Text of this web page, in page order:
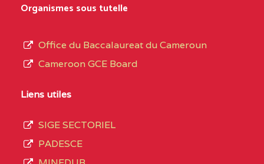
CENTRE
COLLEGE PRIVE LAIC
SAINT MICHEL
CENTRE
du
de
septembre
Organismes sous tutelle
Office du Baccalaureat du Cameroun
Cameroon GCE Board
Liens utiles
SIGE SECTORIEL
PADESCE